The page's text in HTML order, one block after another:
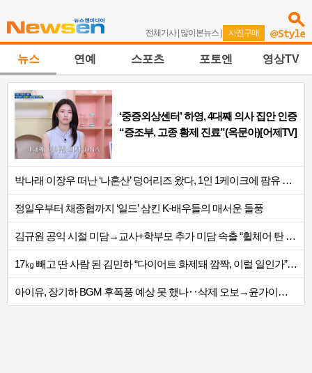
전체기사| 많이본뉴스 | 사진구매
뉴스 연예 스포츠 포토엔 영상TV
‘중증외상센터’ 하영, 4대째 의사 집안 인증
“증조부, 고종 황제 진료”(옥문아)[어제TV]
박나래 이장우 떠난 ‘나혼산’ 덩어리즈 왔다, 1인 1케이크에 팜유 전현무 충격[어제..
정일우부터 채종협까지 ‘일드’ 삼킨 K-배우들의 매서운 돌풍
김규원 공익 시절 미담→교사+학부모 추가 미담 속출 “휠체어 탄 아이와 산책도”[종..
17㎏ 빼고 딴 사람 된 김민하 “다이어트 화제돼 깜짝, 이럴 일인가”(전현무계획4)[..
아이유, 장기하 BGM 후폭풍 예상 못 했나‥삭제 오보→윤가이까지 엮여 시끌